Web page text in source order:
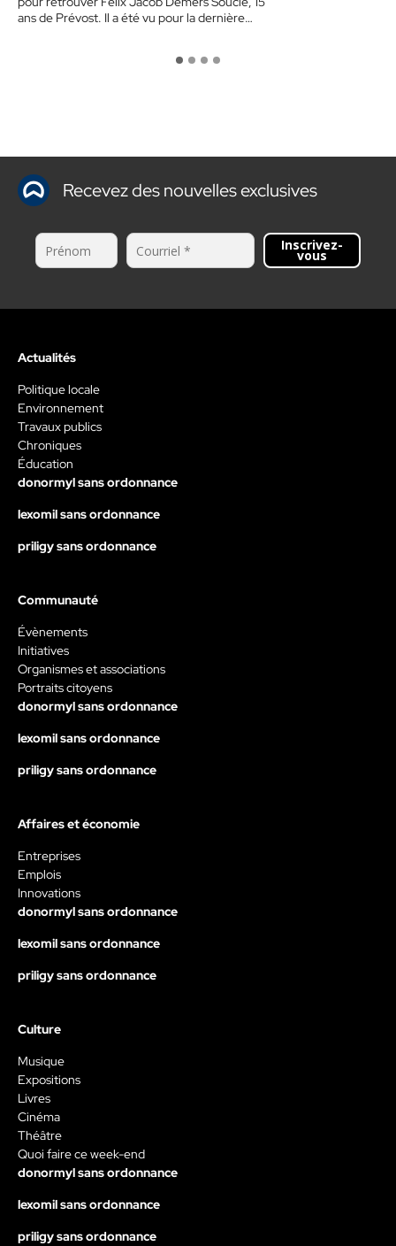
ans de Prévost. Il a été vu pour la dernière…
Recevez des nouvelles exclusives
Inscrivez-
vous
Actualités
Politique locale
Environnement
Travaux publics
Chroniques
Éducation
donormyl sans ordonnance
lexomil sans ordonnance
priligy sans ordonnance
Communauté
Évènements
Initiatives
Organismes et associations
Portraits citoyens
donormyl sans ordonnance
lexomil sans ordonnance
priligy sans ordonnance
Affaires et économie
Entreprises
Emplois
Innovations
donormyl sans ordonnance
lexomil sans ordonnance
priligy sans ordonnance
Culture
Musique
Expositions
Livres
Cinéma
Théâtre
Quoi faire ce week-end
donormyl sans ordonnance
lexomil sans ordonnance
priligy sans ordonnance